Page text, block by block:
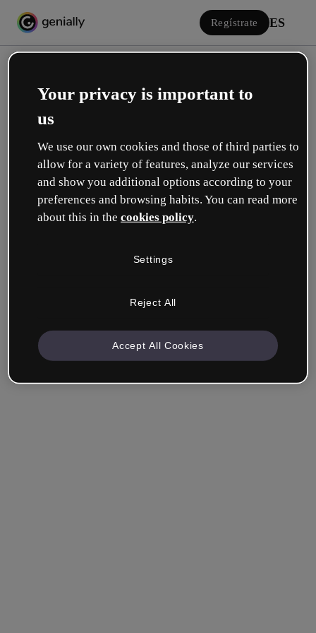
Regístrate ES
Iniciar sesión
Inicia sesión con Google
Recuérdame ¿Has olvidado tu contraseña?
Your privacy is important to
us
We use our own cookies and those of third parties to
allow for a variety of features, analyze our services
and show you additional options according to your
preferences and browsing habits. You can read more
about this in the cookies policy.
Settings
Reject All
Accept All Cookies